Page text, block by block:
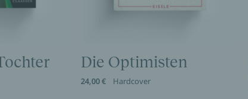
Die Optimisten
24,00 € Hardcover